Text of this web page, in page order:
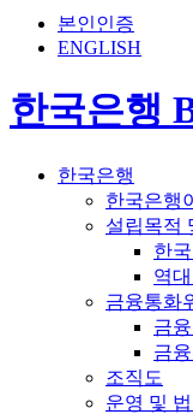
본인인증
ENGLISH
한국은행
한국은행
한국은행
설립목적
한
역
금융통화
금
금
조직도
운영 및